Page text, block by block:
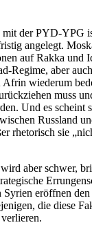
mit der PYD-YPG
angelegt.
auf Rakka und
Regime, aber
wiederum
muss
Und es scheint
Russland
rhetorisch sie
aber schwer,
Syrien eröffnen
die diese